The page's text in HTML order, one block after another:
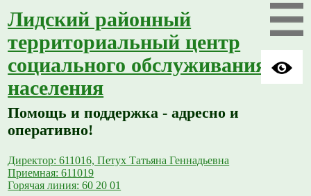
Лидский районный
территориальный центр
социального обслуживания
населения
Помощь и поддержка - адресно и
оперативно!
Директор: 611016, Петух Татьяна Геннадьевна
Приемная: 611019
Горячая линия: 60 20 01